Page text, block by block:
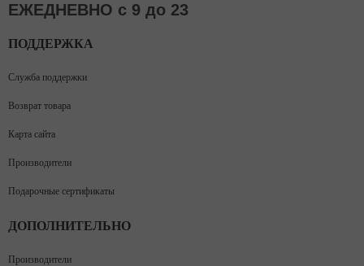
ЕЖЕДНЕВНО с 9 до 23
ПОДДЕРЖКА
Служба поддержки
Возврат товара
Карта сайта
Производители
Подарочные сертификаты
ДОПОЛНИТЕЛЬНО
Производители